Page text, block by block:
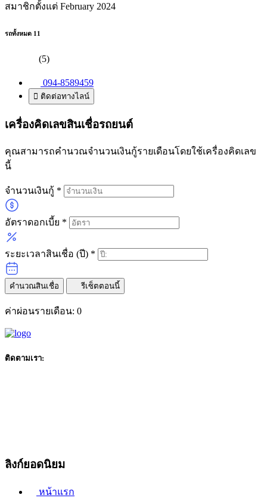
สมาชิกตั้งแต่ February 2024
รถทั้งหมด 11
(5)
094-8589459
ติดต่อทางไลน์
เครื่องคิดเลขสินเชื่อรถยนต์
คุณสามารถคำนวณจำนวนเงินกู้รายเดือนโดยใช้เครื่องคิดเลข
นี้
จำนวนเงินกู้ *
อัตราดอกเบี้ย *
ระยะเวลาสินเชื่อ (ปี) *
คำนวณสินเชื่อ รีเซ็ตตอนนี้
ค่าผ่อนรายเดือน: 0
ติดตามเรา:
ลิงก์ยอดนิยม
หน้าแรก